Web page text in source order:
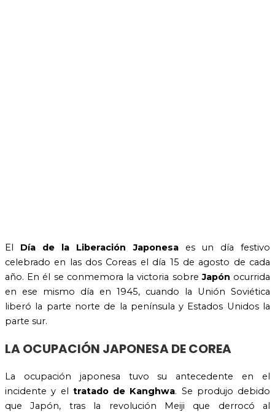
El Día de la Liberación Japonesa es un día festivo
celebrado en las dos Coreas el día 15 de agosto de cada
año. En él se conmemora la victoria sobreJapón ocurrida
en ese mismo día en 1945, cuando la Unión Soviética
liberó la parte norte de la península y Estados Unidos la
parte sur.
LA OCUPACIÓN JAPONESA DE COREA
La ocupación japonesa tuvo su antecedente en el
incidente y el tratado de Kanghwa. Se produjo debido
que Japón, tras la revolución Meiji que derrocó al